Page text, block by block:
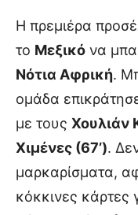
Η πρεμιέρα
το Μεξικό να
Νότια Αφρική.
ομάδα
με τους Χουλιάν
Χιμένες (67’).
μαρκαρίσματα,
κόκκινες κάρτες